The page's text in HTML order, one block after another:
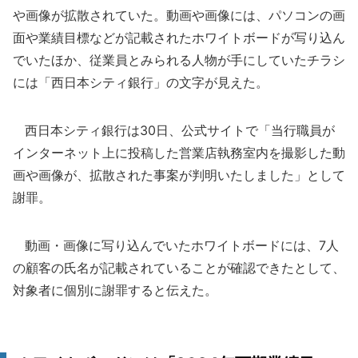
や画像が拡散されていた。動画や画像には、パソコンの画
面や業績目標などが記載されたホワイトボードが写り込ん
でいたほか、従業員とみられる人物が手にしていたチラシ
には「西日本シティ銀行」の文字が見えた。
西日本シティ銀行は30日、公式サイトで「当行職員が
インターネット上に投稿した営業店執務室内を撮影した動
画や画像が、拡散された事案が判明いたしました」として
謝罪。
動画・画像に写り込んでいたホワイトボードには、7人
の顧客の氏名が記載されていることが確認できたとして、
対象者に個別に謝罪すると伝えた。